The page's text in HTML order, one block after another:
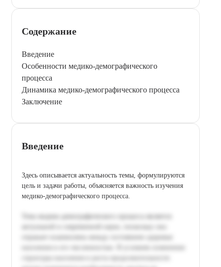
Содержание
Введение
Особенности медико-демографического
процесса
Динамика медико-демографического процесса
Заключение
Введение
Здесь описывается актуальность темы, формулируются
цель и задачи работы, объясняется важность изучения
медико-демографического процесса.